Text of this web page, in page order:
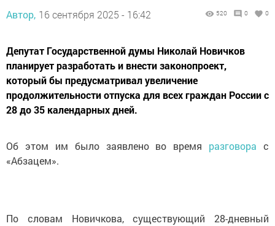
Автор, 16 сентября 2025 - 16:42 520 0 0
Депутат Государственной думы Николай Новичков
планирует разработать и внести законопроект,
который бы предусматривал увеличение
продолжительности отпуска для всех граждан России с
28 до 35 календарных дней.
Об этом им было заявлено во время разговора с
«Абзацем».
По словам Новичкова, существующий 28-дневный